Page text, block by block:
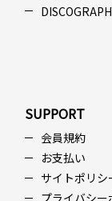
SUPPORT
会員規約
お支払い
サイトポリシ